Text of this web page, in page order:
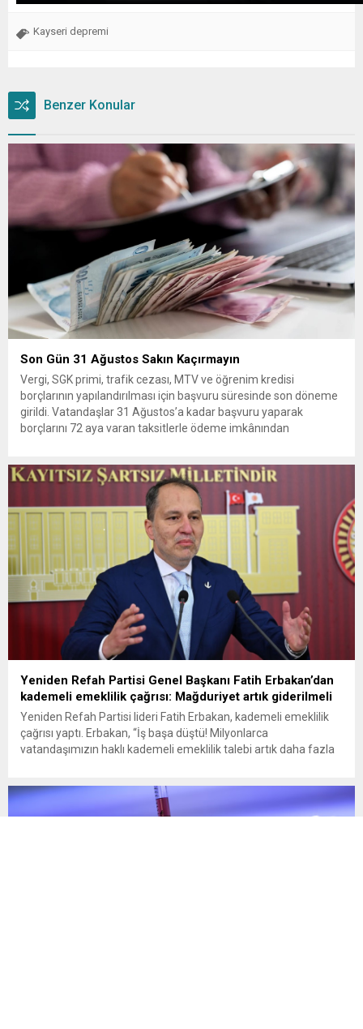
Kayseri depremi
Benzer Konular
Son Gün 31 Ağustos Sakın Kaçırmayın
Vergi, SGK primi, trafik cezası, MTV ve öğrenim kredisi
borçlarının yapılandırılması için başvuru süresinde son döneme
girildi. Vatandaşlar 31 Ağustos’a kadar başvuru yaparak
borçlarını 72 aya varan taksitlerle ödeme imkânından
başvurular 31 Ağustos tarihinde sona eriyor. Hak sahiplerine 72
Yeniden Refah Partisi Genel Başkanı Fatih Erbakan’dan
kademeli emeklilik çağrısı: Mağduriyet artık giderilmeli
Yeniden Refah Partisi lideri Fatih Erbakan, kademeli emeklilik
çağrısı yaptı. Erbakan, “İş başa düştü! Milyonlarca
vatandaşımızın haklı kademeli emeklilik talebi artık daha fazla
talebinin daha fazla ertelenmemesi gerektiğini belirterek, “Bir
günlük fark nedeniyle oluşan 17 yıllık emeklilik...